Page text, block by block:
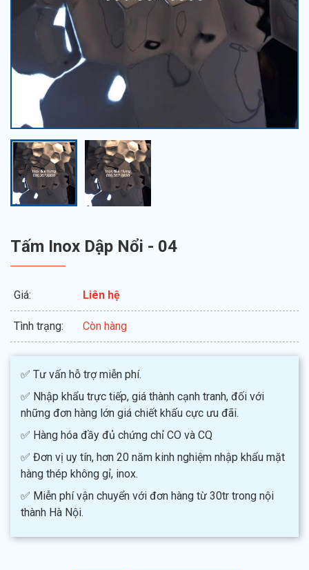
Tấm Inox Dập Nổi - 04
Giá: Liên hệ
Tình trạng: Còn hàng
✅ Tư vấn hỗ trợ miễn phí.
✅ Nhập khẩu trực tiếp, giá thành cạnh tranh, đối với
những đơn hàng lớn giá chiết khấu cực ưu đãi.
✅ Hàng hóa đầy đủ chứng chỉ CO và CQ
✅ Đơn vị uy tín, hơn 20 năm kinh nghiệm nhập khẩu mặt
hàng thép không gỉ, inox.
✅ Miễn phí vận chuyển với đơn hàng từ 30tr trong nội
thành Hà Nội.